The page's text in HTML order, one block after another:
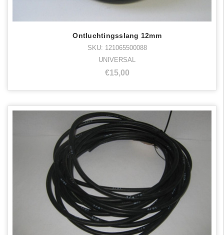
Ontluchtingsslang 12mm
SKU: 121065500088
UNIVERSAL
€15,00